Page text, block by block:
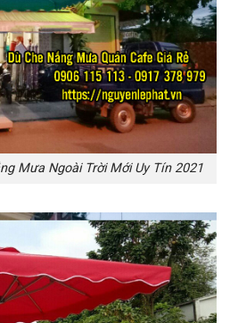
Mưa Ngoài Trời Mới Uy Tín 2021